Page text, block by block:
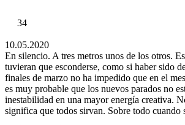
34
10.05.2020
En silencio. A tres metros unos de los otros.
tuvieran que esconderse, como si haber sido
finales de marzo no ha impedido que en el
es muy probable que los nuevos parados no
inestabilidad en una mayor energía creativa.
significa que todos sirvan. Sobre todo cuando